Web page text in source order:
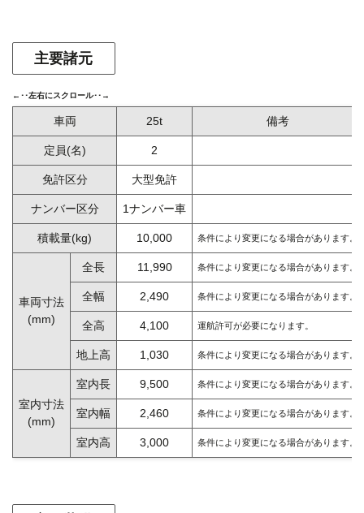
主要諸元
車両 25t 備考
定員(名) 2
免許区分 大型免許
ナンバー区分 1ナンバー車
積載量(kg) 10,000 条件により変更になる場合があります。
車両寸法
(mm)
全長 11,990 条件により変更になる場合があります。
全幅 2,490 条件により変更になる場合があります。
全高 4,100 運航許可が必要になります。
地上高 1,030 条件により変更になる場合があります。
室内寸法
(mm)
室内長 9,500 条件により変更になる場合があります。
室内幅 2,460 条件により変更になる場合があります。
室内高 3,000 条件により変更になる場合があります。